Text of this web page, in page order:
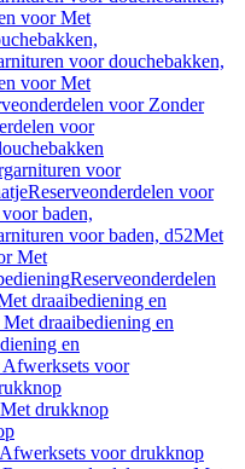
voor Met
voor douchebakken,
voor Met
voor Zonder
voor
voor
Reserveonderdelen voor
baden,
voor baden, d52Met
Met
Reserveonderdelen
draaibediening en
draaibediening en
en
Afwerksets voor
drukknop
voor drukknop